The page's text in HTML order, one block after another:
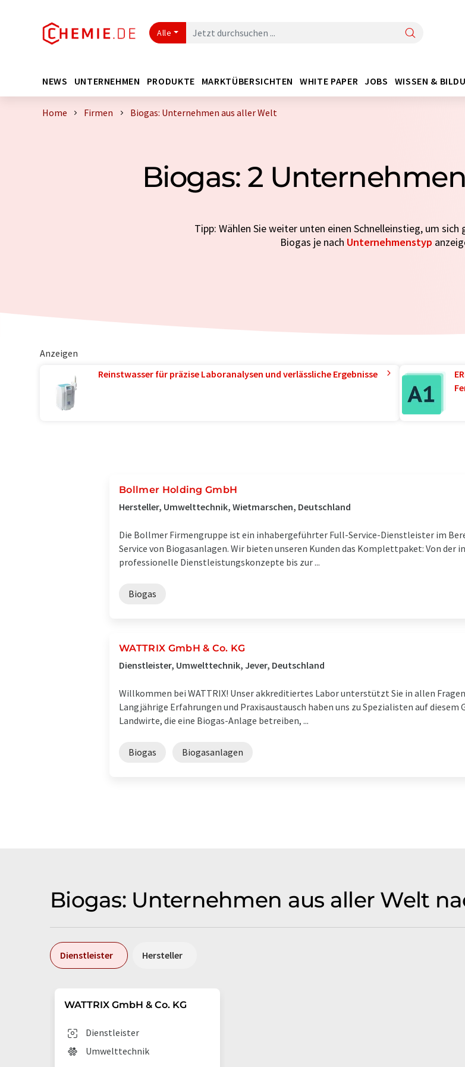
Alle
NEWS UNTERNEHMEN PRODUKTE MARKTÜBERSICHTEN WHITE PAPER JOBS WISSEN &
Home Firmen Biogas: Unternehmen aus aller Welt
Biogas: 2
Tipp: Wählen Sie weiter unten einen Schnelleinstieg, um
Biogas je nach Unternehmenstyp
Anzeigen
Reinstwasser für präzise Laboranalysen und verlässliche Ergebnisse
Bollmer Holding GmbH
Hersteller, Umwelttechnik, Wietmarschen, Deutschland
Die Bollmer Firmengruppe ist ein inhabergeführter Full-Service-Dienstleister im
Service von Biogasanlagen. Wir bieten unseren Kunden das Komplettpaket: Von der
professionelle Dienstleistungskonzepte bis zur ...
Biogas
WATTRIX GmbH & Co. KG
Dienstleister, Umwelttechnik, Jever, Deutschland
Willkommen bei WATTRIX! Unser akkreditiertes Labor unterstützt Sie in allen
Langjährige Erfahrungen und Praxisaustausch haben uns zu Spezialisten auf diesem
Landwirte, die eine Biogas-Anlage betreiben, ...
Biogas Biogasanlagen
Biogas: Unternehmen aus aller Welt
Dienstleister Hersteller
WATTRIX GmbH & Co. KG
Dienstleister
Umwelttechnik